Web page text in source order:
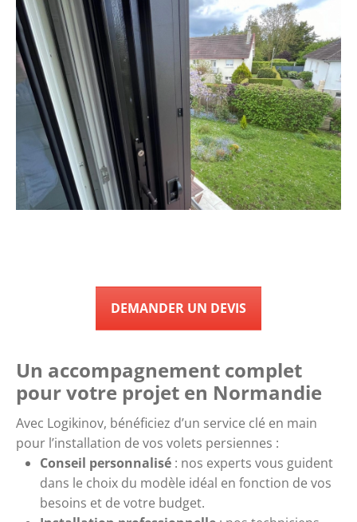
DEMANDER UN DEVIS
Un accompagnement complet
pour votre projet en Normandie
Avec Logikinov, bénéficiez d’un service clé en main
pour l’installation de vos volets persiennes :
Conseil personnalisé : nos experts vous guident
dans le choix du modèle idéal en fonction de vos
besoins et de votre budget.